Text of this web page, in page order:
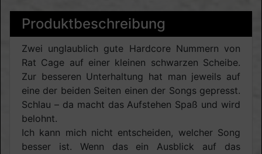
Produktbeschreibung
Zwei unglaublich gute Hardcore Nummern von
Rat Cage auf einer kleinen schwarzen Scheibe.
Zur besseren Unterhaltung hat man jeweils auf
eine der beiden Seiten einen der Songs gepresst.
Schlau – da macht das Aufstehen Spaß und wird
belohnt.
Ich kann mich nicht entscheiden, welcher Song
besser ist. Wenn das ein Ausblick auf das